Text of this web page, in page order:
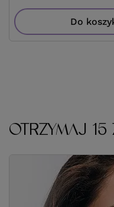
Do
OTRZYMAJ 15